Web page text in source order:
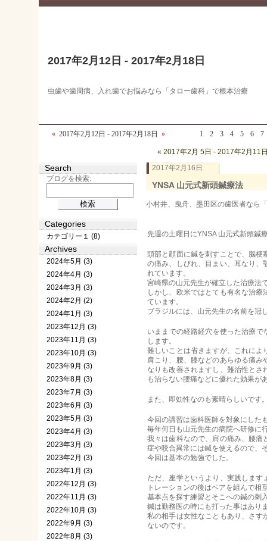
2017年2月12日 - 2017年2月18日
虫歯や歯周病、入れ歯でお悩みなら「タロー歯科」で根本治療
« 2017年2月12日 - 2017年2月18日 » 1 2 3 4 5 6 7
2017年2月16日
YNSA 山元式新頭鍼療法
小村井、曳舟、墨田区の歯医者なら
先週の土曜日にYNSA 山元式新頭鍼
頭部と顔面に鍼を刺すことで、脳
の痛み、しびれ、目まい、耳なり
れています。
宮崎県の山元先生が確立した治療法
しかし、欧米ではとても有名な治
ています。
ブラジルには、山元先生の名前を冠
いままでの経路経穴を使った治療
します。
難しいことは省きますが、これに
肩こり、腰、膝などのあらゆる痛
なりも改善されますし、難治性と
も治らない腰痛などに優れた効果が
また、即効性なのも素晴らしいです
今回の講習は歯科医師を対象にした
毎年何日も山元先生の病院へ研修に
我々は歯科なので、肩の痛み、腰
症や咬合異常には鍼を使えるので、
今回は基本の勉強でした。
ただ、座学というより、実践しま
トレーションの後はペアを組んで相
基本点を探す練習とそこへの鍼の刺
鍼は勤務医の時にも打った事はあり
私の相手は女性なこともあり、さ
ないのです。
« 2017年2月 5日 - 2017年2月11
Search
ブログを検索:
Categories
カテゴリー１ (8)
Archives
2024年5月 (3)
2024年4月 (3)
2024年3月 (3)
2024年2月 (2)
2024年1月 (3)
2023年12月 (3)
2023年11月 (3)
2023年10月 (3)
2023年9月 (3)
2023年8月 (3)
2023年7月 (3)
2023年6月 (3)
2023年5月 (3)
2023年4月 (3)
2023年3月 (3)
2023年2月 (3)
2023年1月 (3)
2022年12月 (3)
2022年11月 (3)
2022年10月 (3)
2022年9月 (3)
2022年8月 (3)